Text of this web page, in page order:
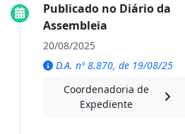
Publicado no Diário da
Assembleia
20/08/2025
D.A. nº 8.870, de 19/08/25
Coordenadoria de
Expediente